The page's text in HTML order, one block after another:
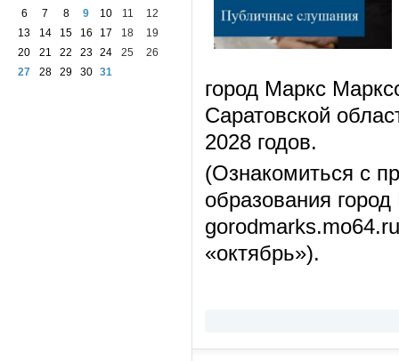
город Маркс
Саратовской
2028 годов.
(Ознакомиться с
образования
«октябрь»).
6
7 8 9 10 11
12
13
14 15 16 17 18
19
20
21 22 23 24 25
26
27
28 29 30 31